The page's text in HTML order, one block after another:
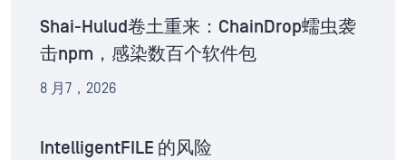
Shai-Hulud卷土重来：ChainDrop蠕虫袭
击npm，感染数百个软件包
8 月7，2026
IntelligentFILE 的风险